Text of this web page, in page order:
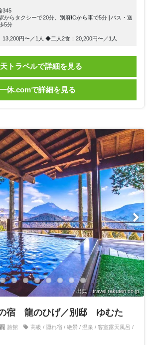
345
からタクシーで20分、別府ICから車で5分 [バス・送
5分
円〜／1人 ◆二人2食：20,200円〜／1人
トラベルで詳細を見る
休.comで詳細を見る
出典：travel.rakuten.co.jp
宿 龍のひげ／別邸 ゆむた
旅館
高級 / 隠れ宿 / 絶景 / 温泉 / 客室露天風呂 /